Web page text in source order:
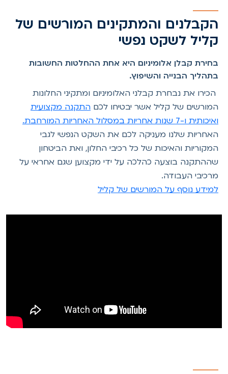
הקבלנים והמתקינים המורשים של
קליל לשקט נפשי
בחירת קבלן אלומיניום היא אחת ההחלטות החשובות
בתהליך הבנייה והשיפוץ.
הכירו את נבחרת קבלני האלומיניום ומתקיני החלונות
המורשים של קליל אשר יבטיחו לכםהתקנה מקצועית
ואיכותית ו-7 שנות אחריות במסלול האחריות המורחבת.
האחריות שלנו מעניקה לכם את השקט הנפשי לגבי
המקוריות והאיכות של כל רכיבי החלון, ואת הביטחון
שההתקנה בוצעה כהלכה על ידי מקצוען שגם אחראי על
מרכיבי העבודה.
למידע נוסף על המורשים של קליל